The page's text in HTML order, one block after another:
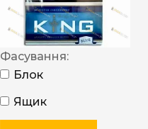
Фасування:
Блок
Ящик